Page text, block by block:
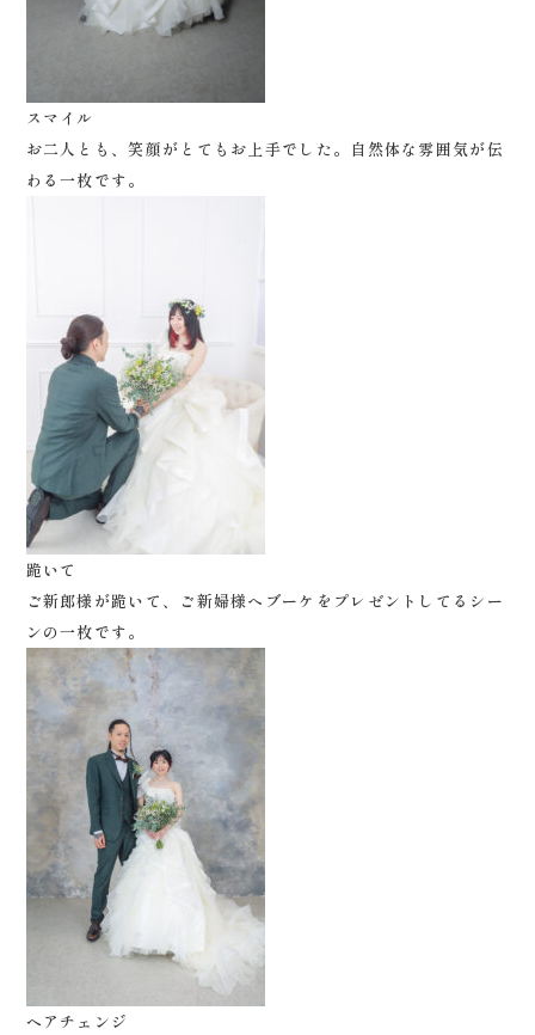
スマイル
お二人とも、笑顔がとてもお上手でした。自然体な雰囲気が伝
わる一枚です。
跪いて
ご新郎様が跪いて、ご新婦様へブーケをプレゼントしてるシー
ンの一枚です。
ヘアチェンジ